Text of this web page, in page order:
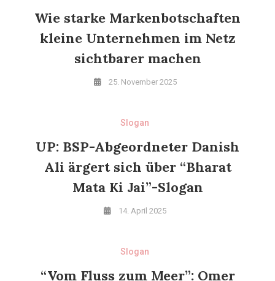
Wie starke Markenbotschaften
kleine Unternehmen im Netz
sichtbarer machen
25. November 2025
Slogan
UP: BSP-Abgeordneter Danish
Ali ärgert sich über “Bharat
Mata Ki Jai”-Slogan
14. April 2025
Slogan
“Vom Fluss zum Meer”: Omer